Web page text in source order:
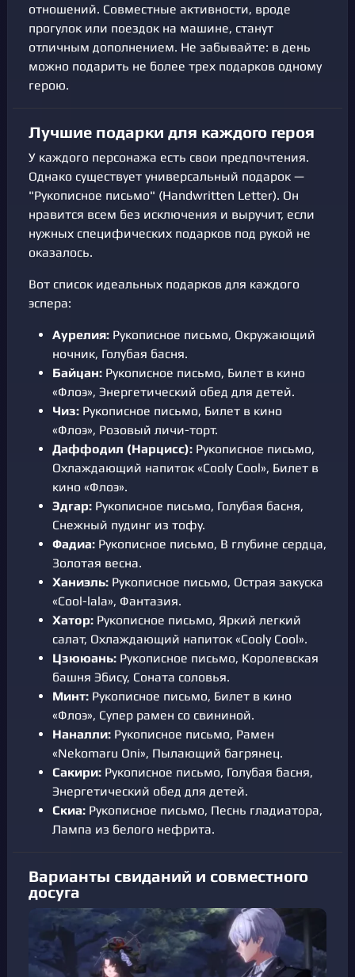
отношений. Совместные активности, вроде
прогулок или поездок на машине, станут
отличным дополнением. Не забывайте: в день
можно подарить не более трех подарков одному
герою.
Лучшие подарки для каждого героя
У каждого персонажа есть свои предпочтения.
Однако существует универсальный подарок —
"Рукописное письмо" (Handwritten Letter). Он
нравится всем без исключения и выручит, если
нужных специфических подарков под рукой не
оказалось.
Вот список идеальных подарков для каждого
эспера:
Аурелия: Рукописное письмо, Окружающий
ночник, Голубая басня.
Байцан: Рукописное письмо, Билет в кино
«Флоэ», Энергетический обед для детей.
Чиз: Рукописное письмо, Билет в кино
«Флоэ», Розовый личи-торт.
Даффодил (Нарцисс): Рукописное письмо,
Охлаждающий напиток «Cooly Cool», Билет в
кино «Флоэ».
Эдгар: Рукописное письмо, Голубая басня,
Снежный пудинг из тофу.
Фадиа: Рукописное письмо, В глубине сердца,
Золотая весна.
Ханиэль: Рукописное письмо, Острая закуска
«Cool-lala», Фантазия.
Хатор: Рукописное письмо, Яркий легкий
салат, Охлаждающий напиток «Cooly Cool».
Цзююань: Рукописное письмо, Королевская
башня Эбису, Соната соловья.
Минт: Рукописное письмо, Билет в кино
«Флоэ», Супер рамен со свининой.
Наналли: Рукописное письмо, Рамен
«Nekomaru Oni», Пылающий багрянец.
Сакири: Рукописное письмо, Голубая басня,
Энергетический обед для детей.
Скиа: Рукописное письмо, Песнь гладиатора,
Лампа из белого нефрита.
Варианты свиданий и совместного
досуга